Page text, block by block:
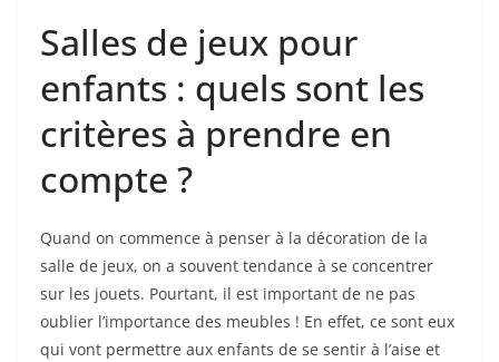
Salles de jeux pour
enfants : quels sont les
critères à prendre en
compte ?
Quand on commence à penser à la décoration de la
salle de jeux, on a souvent tendance à se concentrer
sur les jouets. Pourtant, il est important de ne pas
oublier l’importance des meubles ! En effet, ce sont eux
qui vont permettre aux enfants de se sentir à l’aise et